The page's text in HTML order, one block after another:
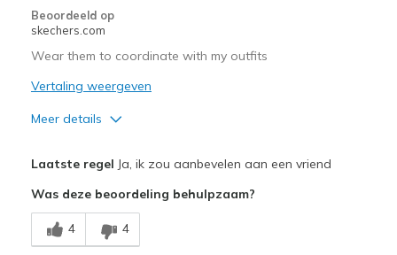
Beoordeeld op
skechers.com
Wear them to coordinate with my outfits
Vertaling weergeven
Meer details
Breathe Well
Comfortable
Laatste regel Ja, ik zou aanbevelen aan een vriend
Was deze beoordeling behulpzaam?
4 4